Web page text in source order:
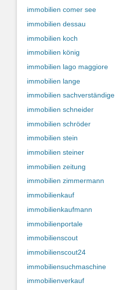
immobilien comer see
immobilien dessau
immobilien koch
immobilien könig
immobilien lago maggiore
immobilien lange
immobilien sachverständige
immobilien schneider
immobilien schröder
immobilien stein
immobilien steiner
immobilien zeitung
immobilien zimmermann
immobilienkauf
immobilienkaufmann
immobilienportale
immobilienscout
immobilienscout24
immobiliensuchmaschine
immobilienverkauf